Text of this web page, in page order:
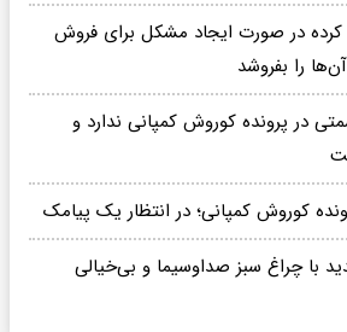
کرده در صورت ایجاد مشکل برای فروش
را بفروشد
در پرونده کوروش کمپانی ندارد و
کوروش کمپانی؛ در انتظار یک پیامک
با چراغ سبز صداوسیما و بی‌خیالی